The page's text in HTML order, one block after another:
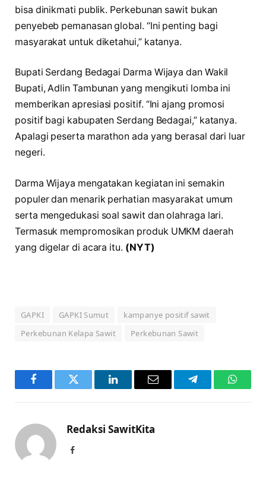
bisa dinikmati publik. Perkebunan sawit bukan
penyebeb pemanasan global. “Ini penting bagi
masyarakat untuk diketahui,” katanya.
Bupati Serdang Bedagai Darma Wijaya dan Wakil
Bupati, Adlin Tambunan yang mengikuti lomba ini
memberikan apresiasi positif. “Ini ajang promosi
positif bagi kabupaten Serdang Bedagai,” katanya.
Apalagi peserta marathon ada yang berasal dari luar
negeri.
Darma Wijaya mengatakan kegiatan ini semakin
populer dan menarik perhatian masyarakat umum
serta mengedukasi soal sawit dan olahraga lari.
Termasuk mempromosikan produk UMKM daerah
yang digelar di acara itu. (NYT)
GAPKI GAPKI Sumut
kampanye positif sawit
Perkebunan Kelapa Sawit
Perkebunan Sawit
FacebookTwitter LinkedInEmail Telegram
Redaksi SawitKita
Facebook